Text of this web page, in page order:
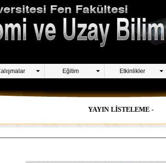
Eğitim Etkinlikler
YAYIN LİSTELEME -